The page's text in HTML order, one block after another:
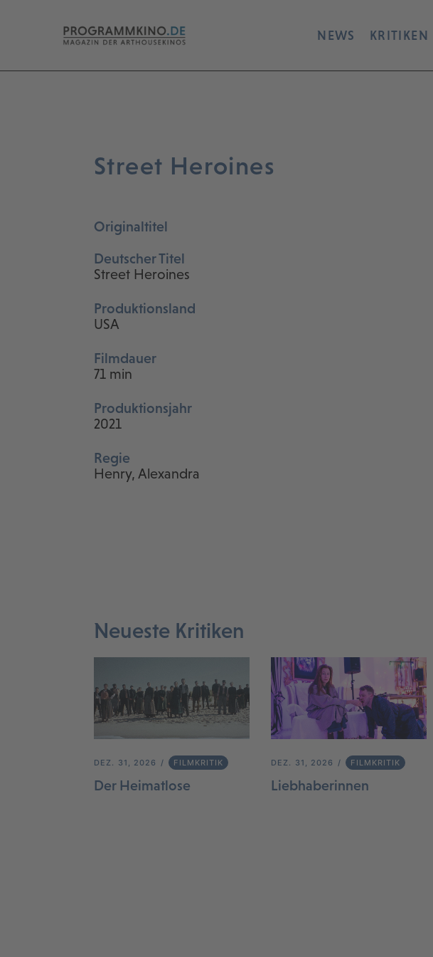
NEWS KRITIKEN
Street Heroines
Originaltitel
Deutscher Titel
Street Heroines
Produktionsland
USA
Filmdauer
71 min
Produktionsjahr
2021
Regie
Henry, Alexandra
Neueste Kritiken
DEZ. 31, 2026 FILMKRITIK
Der Heimatlose
DEZ. 31, 2026 FILMKRITIK
Liebhaberinnen